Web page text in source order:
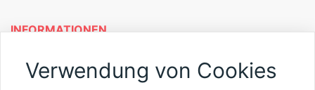
INFORMATIONEN
Was ist EYEFOX – Ihre Möglichkeiten
Verwendung von Cookies